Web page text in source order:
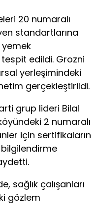
20 numaralı
standartlarına
tespit edildi. Grozni
yerleşimindeki
gerçekleştirildi.
grup lideri Bilal
2 numaralı
için sertifikaların
bilgilendirme
sağlık çalışanları
gözlem